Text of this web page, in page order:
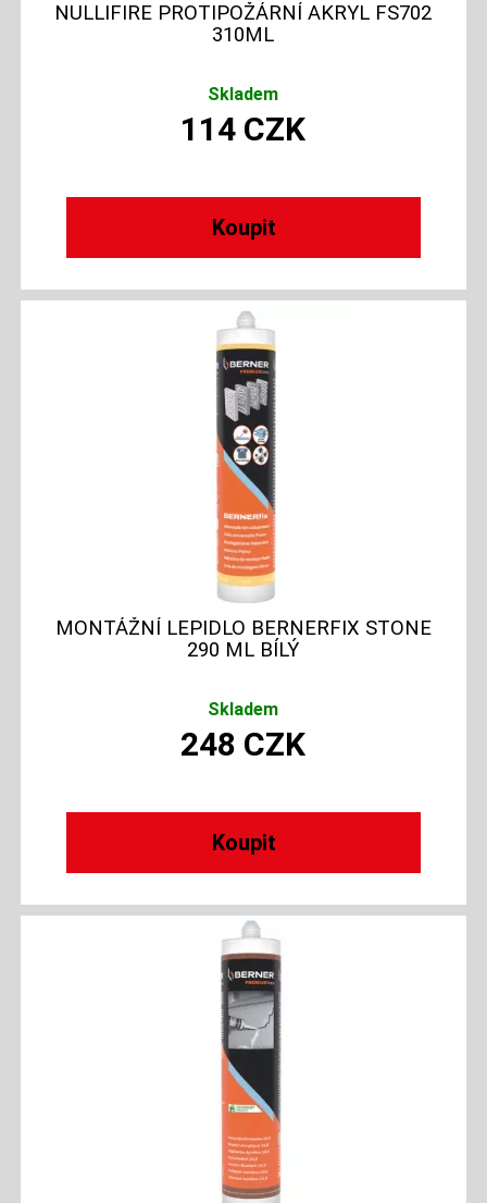
NULLIFIRE PROTIPOŽÁRNÍ AKRYL FS702
310ML
Skladem
114 CZK
MONTÁŽNÍ LEPIDLO BERNERFIX STONE
290 ML BÍLÝ
Skladem
248 CZK